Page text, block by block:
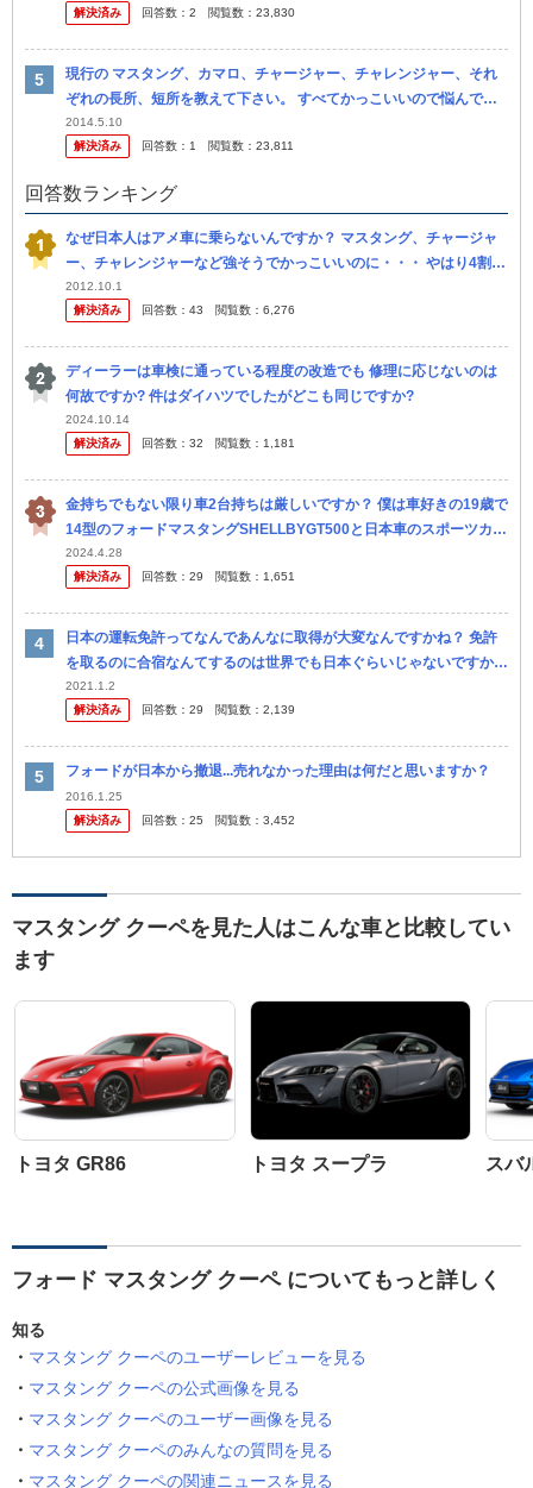
でいるあ...
解決済み 回答数： 2 閲覧数： 23,830
現行の マスタング、カマロ、チャージャー、チャレンジャー、それ
ぞれの長所、短所を教えて下さい。 すべてかっこいいので悩んでま
す。
2014.5.10
解決済み
回答数： 1 閲覧数： 23,811
回答数ランキング
なぜ日本人はアメ車に乗らないんですか？ マスタング、チャージャ
ー、チャレンジャーなど強そうでかっこいいのに・・・ やはり4割が
軽を占める貧乏人ばかりな市場だからアメ車の高級感は否定されてし
まうん...
2012.10.1
解決済み
回答数： 43 閲覧数： 6,276
ディーラーは車検に通っている程度の改造でも 修理に応じないのは
何故ですか? 件はダイハツでしたがどこも同じですか?
2024.10.14
解決済み
回答数： 32 閲覧数： 1,181
金持ちでもない限り車2台持ちは厳しいですか？ 僕は車好きの19歳で
14型のフォードマスタングSHELLBYGT500と日本車のスポーツカー
(BNR34,FD3S,GRヤリス,A80スープラ,)の...
2024.4.28
解決済み
回答数： 29 閲覧数： 1,651
日本の運転免許ってなんであんなに取得が大変なんですかね？ 免許
を取るのに合宿なんてするのは世界でも日本ぐらいじゃないですか？
自分は初めて免許を取ったのはアメリカで、もちろん教習所なんて行
ってな...
2021.1.2
解決済み
回答数： 29 閲覧数： 2,139
フォードが日本から撤退...売れなかった理由は何だと思いますか？
2016.1.25
解決済み
回答数： 25 閲覧数： 3,452
マスタング クーペを見た人はこんな車と比較してい
ます
トヨタ GR86 トヨタ スープラ スバ
フォード マスタング クーペ についてもっと詳しく
知る
マスタング クーペのユーザーレビューを見る
マスタング クーペの公式画像を見る
マスタング クーペのユーザー画像を見る
マスタング クーペのみんなの質問を見る
マスタング クーペの関連ニュースを見る